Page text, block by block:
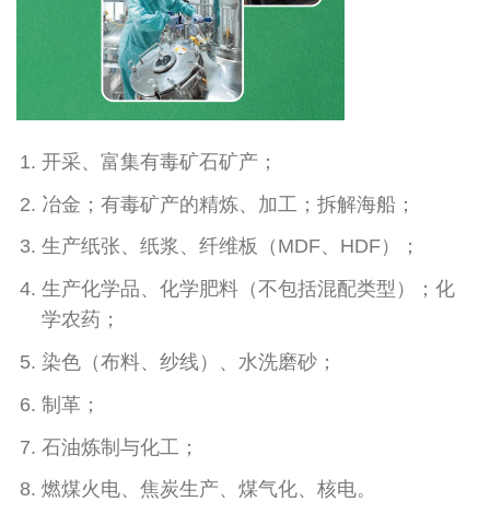
开采、富集有毒矿石矿产；
冶金；有毒矿产的精炼、加工；拆解海船；
生产纸张、纸浆、纤维板（MDF、HDF）；
生产化学品、化学肥料（不包括混配类型）；化
学农药；
染色（布料、纱线）、水洗磨砂；
制革；
石油炼制与化工；
燃煤火电、焦炭生产、煤气化、核电。